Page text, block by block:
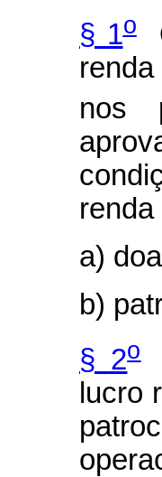
§ 1o
nos
a)
b)
§ 2o
lucro